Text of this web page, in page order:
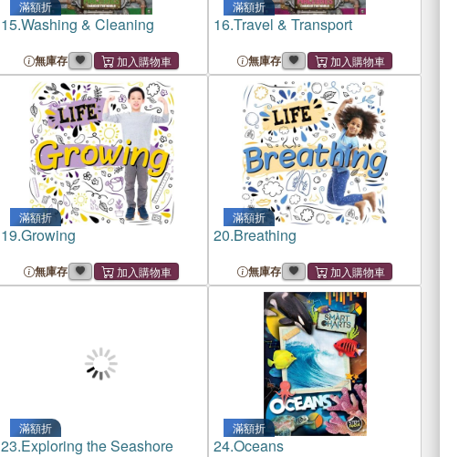
滿額折
15.Washing & Cleaning
無庫存
滿額折
16.Travel & Transport
無庫存
滿額折
19.Growing
無庫存
滿額折
20.Breathing
無庫存
滿額折
23.Exploring the Seashore
滿額折
24.Oceans